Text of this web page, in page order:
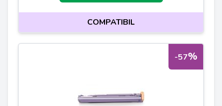
COMPATIBIL
-57%